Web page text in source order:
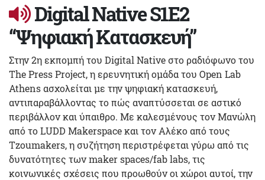
Digital Native S1E2
“Ψηφιακή Κατασκευή”
Στην 2η εκπομπή του Digital Native στο ραδιόφωνο του
The Press Project, η ερευνητική ομάδα του Open Lab
Athens ασχολείται με την ψηφιακή κατασκευή,
αντιπαραβάλλοντας το πώς αναπτύσσεται σε αστικό
περιβάλλον και ύπαιθρο. Με καλεσμένους τον Μανώλη
από το LUDD Makerspace και τον Αλέκο από τους
Tzoumakers, η συζήτηση περιστρέφεται γύρω από τις
δυνατότητες των maker spaces/fab labs, τις
κοινωνικές σχέσεις που προωθούν οι χώροι αυτοί, την